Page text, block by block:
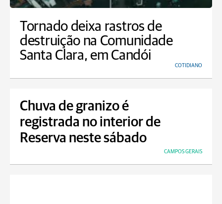
Tornado deixa rastros de
destruição na Comunidade
Santa Clara, em Candói
COTIDIANO
Chuva de granizo é
registrada no interior de
Reserva neste sábado
CAMPOS GERAIS